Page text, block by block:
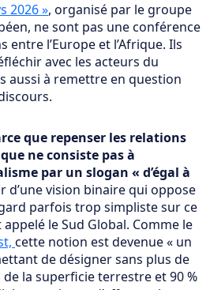
2026 », organisé par le groupe
ne sont pas une conférence
entre l’Europe et l’Afrique. Ils
avec les acteurs du
aussi à remettre en question
que repenser les relations
ne consiste pas à
par un slogan « d’égal à
d’une vision binaire qui oppose
parfois trop simpliste sur ce
le Sud Global. Comme le
cette notion est devenue « un
de désigner sans plus de
la superficie terrestre et 90 %